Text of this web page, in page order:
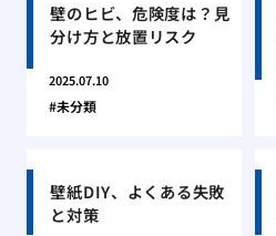
壁のヒビ、危険度は？見
分け方と放置リスク
2025.07.10
未分類
壁紙DIY、よくある失敗
と対策